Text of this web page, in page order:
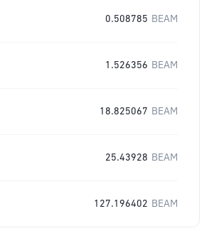
0.508785 BEAM
1.526356 BEAM
18.825067 BEAM
25.43928 BEAM
127.196402 BEAM